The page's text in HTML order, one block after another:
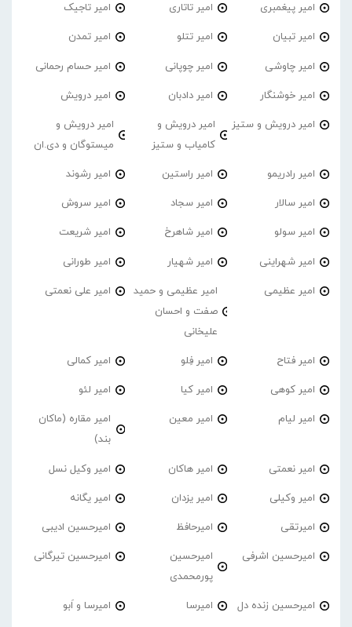
امیر پیغمبری امیر تاتاری امیر تاجیک
امیر تبیان امیر تتلو امیر تمدن
امیر چاوشی امیر چوپانی امیر حسام رحمانی
امیر خوشنگار امیر دادبان امیر درویش
امیر درویش و ستیز
امیر درویش و
کامیاب و ستیز
امیر درویش و
میستوگان و دی.ان
امیر رادریمو امیر راستین امیر رشوند
امیر سالار امیر سجاد امیر سروش
امیر سولو امیر شاهرخ امیر شریعت
امیر شهراینی امیر شهیار امیر طورانی
امیر عظیمی
امیر عظیمی و حمید
صفت و احسان
علیخانی
امیر علی نعمتی
امیر فتاح امیر فِلو امیر کمالی
امیر کوهی امیر کیا امیر لئو
امیر لیام امیر معین
امیر مقاره (ماکان
بند)
امیر نعمتی امیر هاکان امیر وکیل نسل
امیر وکیلی امیر یزدان امیر یگانه
امیرتقی امیرحافظ امیرحسین ادیبی
امیرحسین اشرفی
امیرحسین
پورمحمدی
امیرحسین تیرگانی
امیرحسین زنده دل امیرسا امیرسا و اَبو